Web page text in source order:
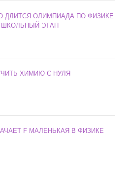
ДЛИТСЯ ОЛИМПИАДА ПО ФИЗИКЕ
ШКОЛЬНЫЙ ЭТАП
ХИМИЮ С НУЛЯ
F МАЛЕНЬКАЯ В ФИЗИКЕ